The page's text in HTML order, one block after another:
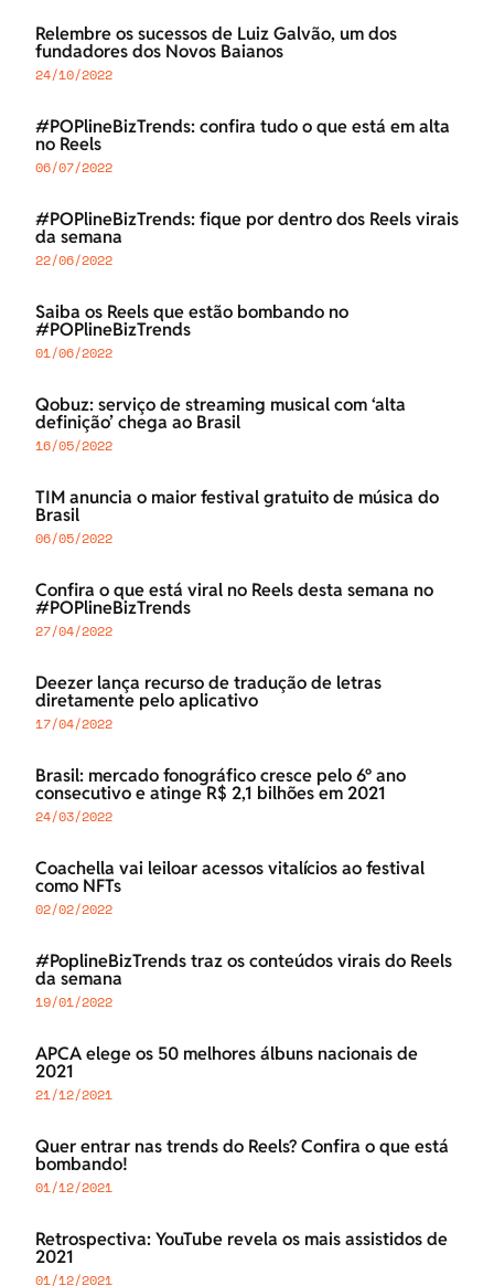
Relembre os sucessos de Luiz Galvão, um dos
fundadores dos Novos Baianos
24/10/2022
#POPlineBizTrends: confira tudo o que está em alta
no Reels
06/07/2022
#POPlineBizTrends: fique por dentro dos Reels virais
da semana
22/06/2022
Saiba os Reels que estão bombando no
#POPlineBizTrends
01/06/2022
Qobuz: serviço de streaming musical com ‘alta
definição’ chega ao Brasil
16/05/2022
TIM anuncia o maior festival gratuito de música do
Brasil
06/05/2022
Confira o que está viral no Reels desta semana no
#POPlineBizTrends
27/04/2022
Deezer lança recurso de tradução de letras
diretamente pelo aplicativo
17/04/2022
Brasil: mercado fonográfico cresce pelo 6º ano
consecutivo e atinge R$ 2,1 bilhões em 2021
24/03/2022
Coachella vai leiloar acessos vitalícios ao festival
como NFTs
02/02/2022
#PoplineBizTrends traz os conteúdos virais do Reels
da semana
19/01/2022
APCA elege os 50 melhores álbuns nacionais de
2021
21/12/2021
Quer entrar nas trends do Reels? Confira o que está
bombando!
01/12/2021
Retrospectiva: YouTube revela os mais assistidos de
2021
01/12/2021